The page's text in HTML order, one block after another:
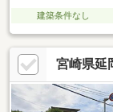
建築条件なし
宮崎県延